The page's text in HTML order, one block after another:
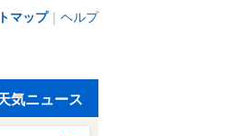
マップ｜ ヘルプ
気ニュース